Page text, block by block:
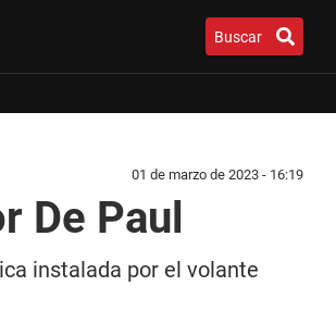
Buscar
01 de marzo de 2023 - 16:19
De Paul
instalada por el volante